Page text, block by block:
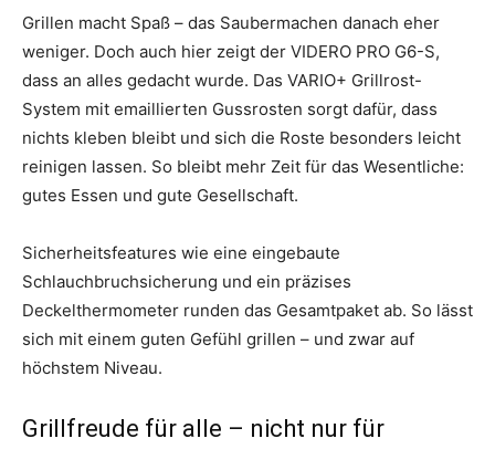
Grillen macht Spaß – das Saubermachen danach eher
weniger. Doch auch hier zeigt der VIDERO PRO G6-S,
dass an alles gedacht wurde. Das VARIO+ Grillrost-
System mit emaillierten Gussrosten sorgt dafür, dass
nichts kleben bleibt und sich die Roste besonders leicht
reinigen lassen. So bleibt mehr Zeit für das Wesentliche:
gutes Essen und gute Gesellschaft.
Sicherheitsfeatures wie eine eingebaute
Schlauchbruchsicherung und ein präzises
Deckelthermometer runden das Gesamtpaket ab. So lässt
sich mit einem guten Gefühl grillen – und zwar auf
höchstem Niveau.
Grillfreude für alle – nicht nur für